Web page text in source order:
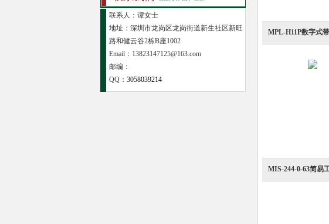
联系人：谭女士
地址：深圳市龙岗区龙岗街道新生社区新旺
路和健云谷2栋B座1002
Email：13823147125@163.com
邮编：
QQ： 3058039214